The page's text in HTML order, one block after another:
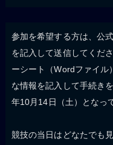
参加を希望する方は、公
を記入して送信してくだ
ーシート（Wordファイル
な情報を記入して手続き
年10月14日（土）となっ
競技の当日はどなたでも